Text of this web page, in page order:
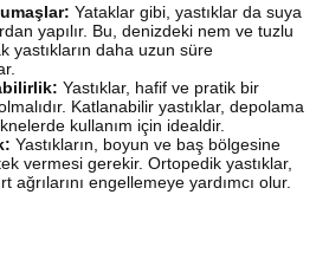
Yataklar gibi, yastıklar da suya
yapılır. Bu, denizdeki nem ve tuzlu
yastıkların daha uzun süre
Yastıklar, hafif ve pratik bir
Katlanabilir yastıklar, depolama
kullanım için idealdir.
Yastıkların, boyun ve baş bölgesine
vermesi gerekir. Ortopedik yastıklar,
ağrılarını engellemeye yardımcı olur.